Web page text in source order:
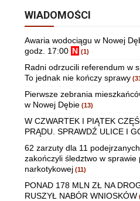
WIADOMOŚCI
Awaria wodociągu w Nowej
godz. 17:00 N (1)
Radni odrzucili referendum w
To jednak nie kończy sprawy
Pierwsze zebrania
w Nowej Dębie (13)
W CZWARTEK I PIĄTEK
PRĄDU. SPRAWDŹ ULICE I
62 zarzuty dla 11
zakończyli śledztwo w sprawie
narkotykowej (11)
PONAD 178 MLN ZŁ NA
RUSZYŁ NABÓR WNIOSKÓW